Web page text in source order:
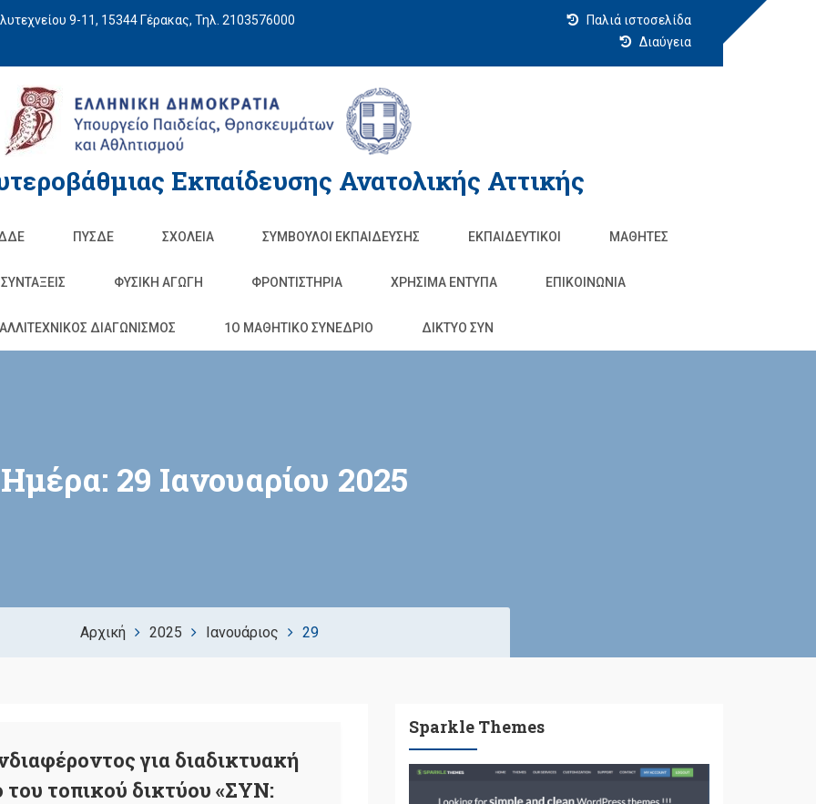
9-11, 15344 Γέρακας, Τηλ. 2103576000
Παλιά ιστοσελίδα
Διαύγεια
Εκπαίδευσης Ανατολικής Αττικής
ΠΥΣΔΕ ΣΧΟΛΕΊΑ ΣΥΜΒΟΥΛΟΙ ΕΚΠΑΙΔΕΥΣΗΣ ΕΚΠΑΙΔΕΥΤΙΚΟΊ ΜΑΘΗΤΈΣ
ΣΥΝΤΑΞΕΙΣ ΦΥΣΙΚΉ ΑΓΩΓΉ ΦΡΟΝΤΙΣΤΉΡΙΑ ΧΡΗΣΙΜΑ ΕΝΤΥΠΑ ΕΠΙΚΟΙΝΩΝΊΑ
ΔΙΑΓΩΝΙΣΜΟΣ 1O ΜΑΘΗΤΙΚΟ ΣΥΝΕΔΡΙΟ ΔΙΚΤΥΟ ΣΥΝ
Ημέρα: 29 Ιανουαρίου 2025
Αρχική 2025 Ιανουάριος 29
για διαδικτυακή
του τοπικού δικτύου «ΣΥΝ:
Sparkle Themes